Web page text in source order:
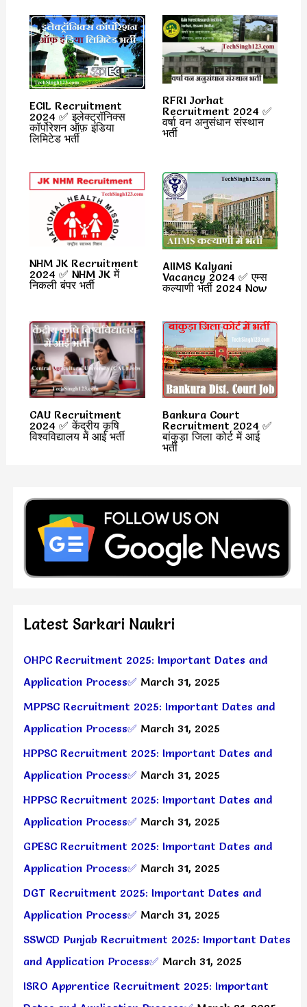
ECIL Recruitment
2024 ✅ इलेक्ट्रॉनिक्स
कॉर्पोरेशन ऑफ़ इंडिया
लिमिटेड भर्ती
RFRI Jorhat
Recruitment 2024 ✅
वर्षा वन अनुसंधान संस्थान
भर्ती
NHM JK Recruitment
2024 ✅ NHM JK में
निकली बंपर भर्ती
AIIMS Kalyani
Vacancy 2024 ✅ एम्स
कल्याणी भर्ती 2024 Now
CAU Recruitment
2024 ✅ केंद्रीय कृषि
विश्वविद्यालय में आई भर्ती
Bankura Court
Recruitment 2024 ✅
बांकुड़ा जिला कोर्ट में आई
भर्ती
Latest Sarkari Naukri
OHPC Recruitment 2025: Important Dates and
Application Process✅ March 31, 2025
MPPSC Recruitment 2025: Important Dates and
Application Process✅ March 31, 2025
HPPSC Recruitment 2025: Important Dates and
Application Process✅ March 31, 2025
HPPSC Recruitment 2025: Important Dates and
Application Process✅ March 31, 2025
GPESC Recruitment 2025: Important Dates and
Application Process✅ March 31, 2025
DGT Recruitment 2025: Important Dates and
Application Process✅ March 31, 2025
SSWCD Punjab Recruitment 2025: Important Dates
and Application Process✅ March 31, 2025
ISRO Apprentice Recruitment 2025: Important